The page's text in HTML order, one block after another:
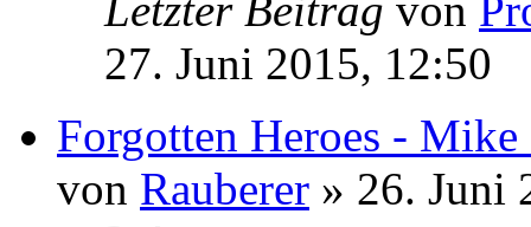
27. Juni 2015, 12:50
Forgotten Heroes - Mike
von Rauberer » 26. Juni